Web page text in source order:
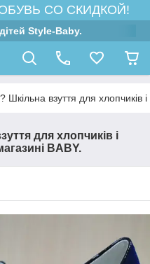
ОБУВЬ СО СКИДКОЙ!
Style-Baby.
Шкільна взуття для хлопчиків
для хлопчиків і
BABY.